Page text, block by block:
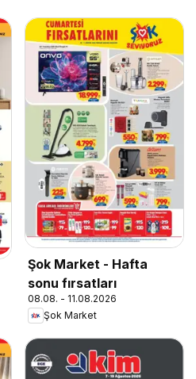
Şok Market - Hafta
sonu fırsatları
08.08. - 11.08.2026
Şok Market